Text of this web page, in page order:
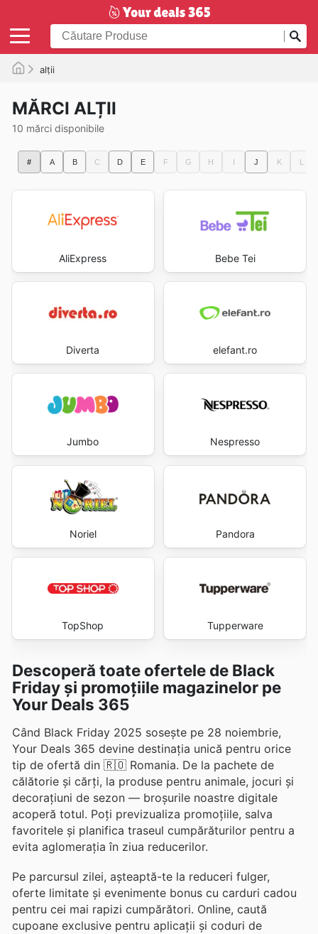
alții
MĂRCI ALȚII
10 mărci disponibile
# A B C D E F G H I J K L
AliExpress Bebe Tei
Diverta elefant.ro
Jumbo Nespresso
Noriel Pandora
TopShop Tupperware
Descoperă toate ofertele de Black
Friday și promoțiile magazinelor pe
Your Deals 365
Când Black Friday 2025 sosește pe 28 noiembrie,
Your Deals 365 devine destinația unică pentru orice
tip de ofertă din 🇷🇴 Romania. De la pachete de
călătorie și cărți, la produse pentru animale, jocuri și
decorațiuni de sezon — broșurile noastre digitale
acoperă totul. Poți previzualiza promoțiile, salva
favoritele și planifica traseul cumpărăturilor pentru a
evita aglomerația în ziua reducerilor.
Pe parcursul zilei, așteaptă-te la reduceri fulger,
oferte limitate și evenimente bonus cu carduri cadou
pentru cei mai rapizi cumpărători. Online, caută
cupoane exclusive pentru aplicații și coduri de